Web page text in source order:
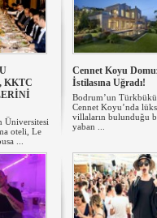
KKTC
Üniversitesi
oteli, Le
...
Cennet Koyu
İstilasına Uğradı!
Bodrum’un Türkbükü
Cennet Koyu’nda lüks
villaların bulunduğu
yaban ...